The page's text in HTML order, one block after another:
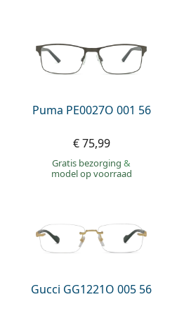
Puma PE0027O 001 56
€ 75,99
Gratis bezorging&
model op voorraad
Gucci GG1221O 005 56